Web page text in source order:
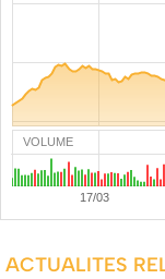
VOLUME
ACTUALITES